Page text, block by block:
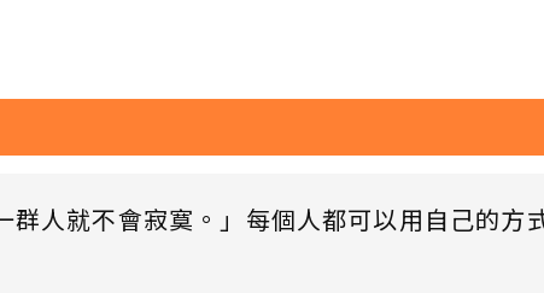
群人就不會寂寞。」每個人都可以用自己的方